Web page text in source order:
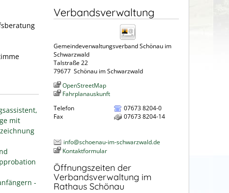
mit
-
Verbandsverwaltung
Gemeindeverwaltungsverband Schönau im
Schwarzwald
Talstraße 22
79677 Schönau im Schwarzwald
OpenStreetMap
Fahrplanauskunft
Telefon
07673 8204-0
Fax
07673 8204-14
info@schoenau-im-schwarzwald.de
Kontaktformular
Öffnungszeiten der
Verbandsverwaltung im
Rathaus Schönau